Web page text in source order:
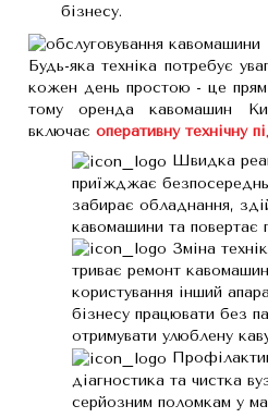
бізнесу.
Будь-яка техніка потребує
кожен день простою - це
тому оренда кавомашин
включає оперативну технічну
Швидка
приїжджає
забирає обладнання,
кавомашини та повертає
Зміна
триває ремонт
користування інший
бізнесу працювати без
отримувати улюблену
діагностика та чистка
серйозним поломкам у